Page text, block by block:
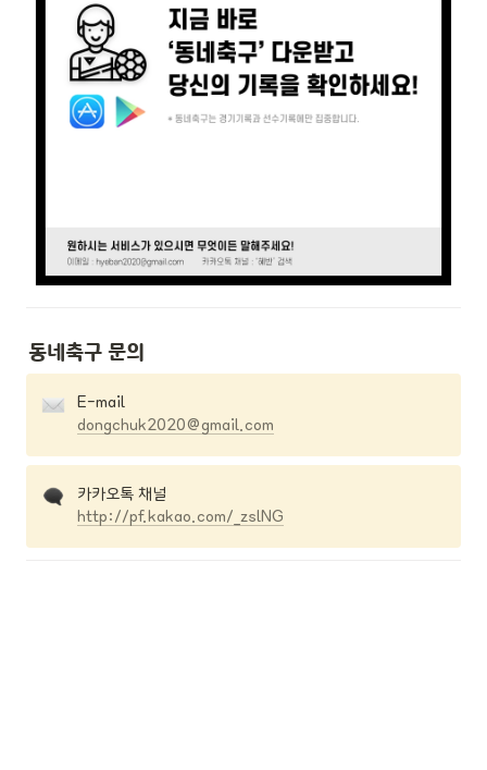
동네축구 문의
dongchuk2020@gmail.com
http://pf.kakao.com/_zslNG